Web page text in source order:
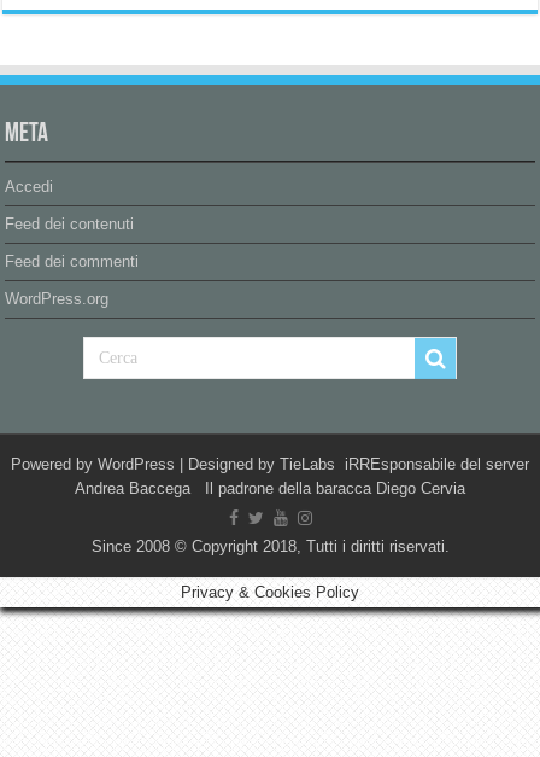
Meta
Accedi
Feed dei contenuti
Feed dei commenti
WordPress.org
Powered by WordPress | Designed by TieLabs iRREsponsabile del server
Andrea Baccega Il padrone della baracca Diego Cervia
Since 2008 © Copyright 2018, Tutti i diritti riservati.
Privacy & Cookies Policy